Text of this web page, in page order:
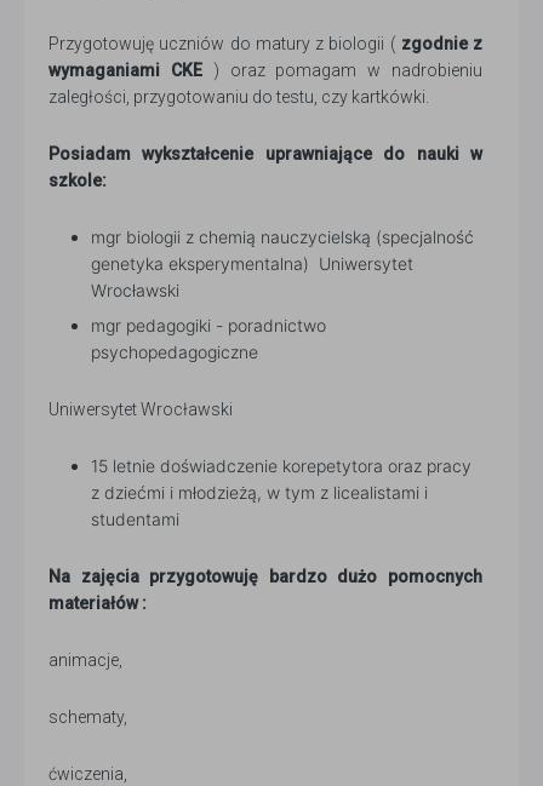
Przygotowuję uczniów do matury z biologii ( zgodnie z
wymaganiami CKE) oraz pomagam w nadrobieniu
zaległości, przygotowaniu do testu, czy kartkówki.
Posiadam wykształcenie uprawniające do nauki w
szkole:
mgr biologii z chemią nauczycielską (specjalność
genetyka eksperymentalna) Uniwersytet
Wrocławski
mgr pedagogiki - poradnictwo
psychopedagogiczne
Uniwersytet Wrocławski
15 letnie doświadczenie korepetytora oraz pracy
z dziećmi i młodzieżą, w tym z licealistami i
studentami
Na zajęcia przygotowuję bardzo dużo pomocnych
materiałów :
animacje,
schematy,
ćwiczenia,